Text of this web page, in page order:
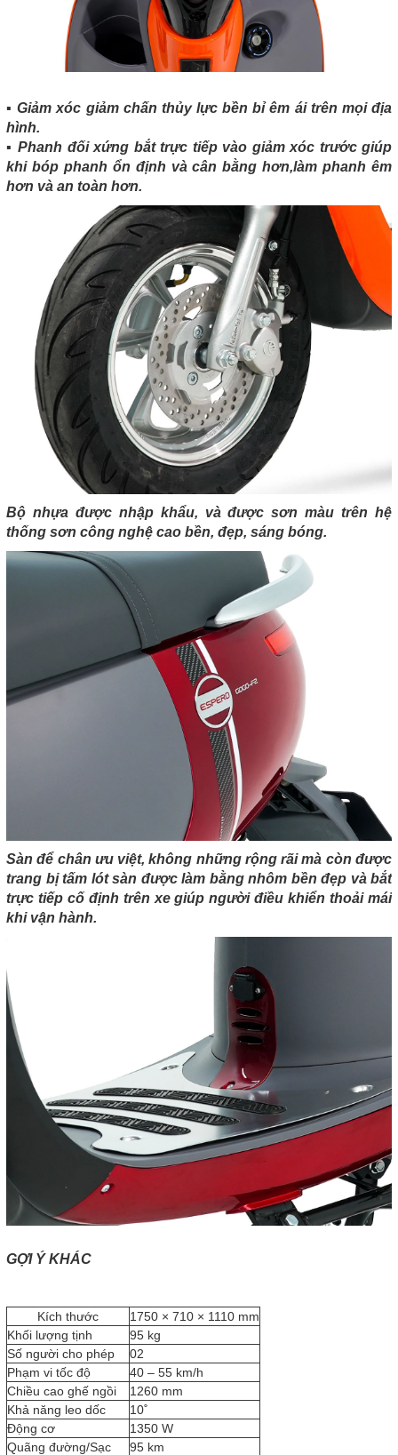
▪️ Giảm xóc giảm chấn thủy lực bền bỉ êm ái trên mọi địa
hình.
▪️ Phanh đối xứng bắt trực tiếp vào giảm xóc trước giúp
khi bóp phanh ổn định và cân bằng hơn,làm phanh êm
hơn và an toàn hơn.
Bộ nhựa được nhập khẩu, và được sơn màu trên hệ
thống sơn công nghệ cao bền, đẹp, sáng bóng.
Sàn để chân ưu việt, không những rộng rãi mà còn được
trang bị tấm lót sàn được làm bằng nhôm bền đẹp và bắt
trực tiếp cố định trên xe giúp người điều khiển thoải mái
khi vận hành.
GỢI Ý KHÁC
Kích thước
1750 × 710 × 1110 mm
Khối lượng tịnh
95 kg
Số người cho phép
02
Phạm vi tốc độ
40 – 55 km/h
Chiều cao ghế ngồi
1260 mm
Khả năng leo dốc
10˚
Động cơ
1350 W
Quãng đường/Sạc
95 km